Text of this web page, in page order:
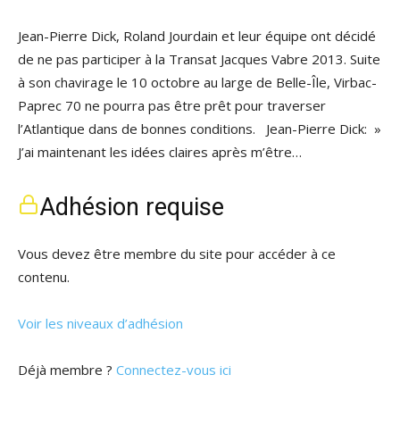
Jean-Pierre Dick, Roland Jourdain et leur équipe ont décidé
de ne pas participer à la Transat Jacques Vabre 2013. Suite
à son chavirage le 10 octobre au large de Belle-Île, Virbac-
Paprec 70 ne pourra pas être prêt pour traverser
l’Atlantique dans de bonnes conditions. Jean-Pierre Dick: »
J’ai maintenant les idées claires après m’être…
Adhésion requise
Vous devez être membre du site pour accéder à ce
contenu.
Voir les niveaux d’adhésion
Déjà membre ? Connectez-vous ici